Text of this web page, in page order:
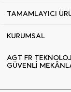
TAMAMLAYICI
KURUMSAL
AGT FR
GÜVENLİ